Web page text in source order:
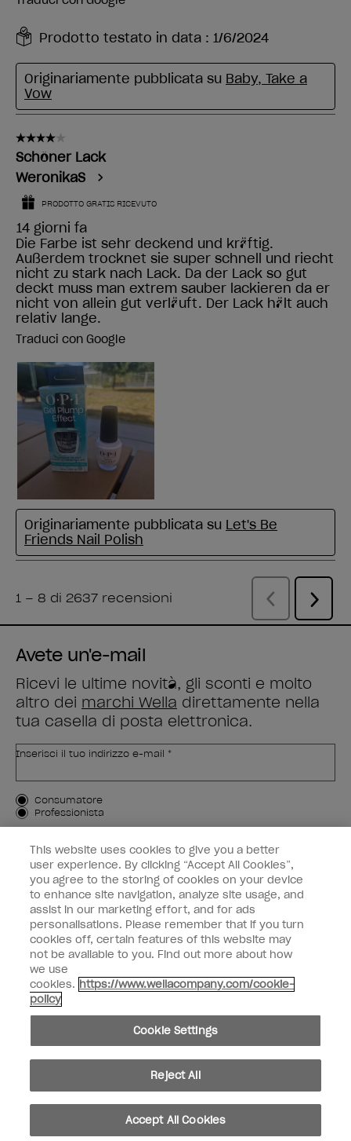
Avete un'e-mail
Ricevi le ultime novità, gli sconti e molto
altro dei marchi Wella direttamente nella
tua casella di posta elettronica.
Inserisci il tuo indirizzo e-mail *
Tipo di cliente
Consumatore
Professionista
ISCRIVIMI
Informazioni per i clienti
OPI & voi
instagramfacebook
Copyright 2026, Wella Operations US LLC. Tutti i diritti riservati.
This website uses cookies to give you a better
user experience. By clicking “Accept All Cookies”,
you agree to the storing of cookies on your device
to enhance site navigation, analyze site usage, and
assist in our marketing effort, and for ads
personalisations. Please remember that if you turn
cookies off, certain features of this website may
not be available to you. Find out more about how
we use
cookies. https://www.wellacompany.com/cookie-
policy
Cookie Settings
Reject All
Accept All Cookies